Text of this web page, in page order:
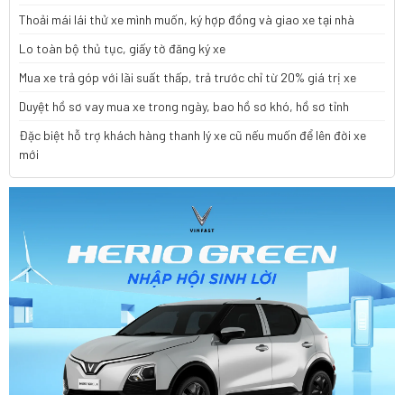
Thoải mái lái thử xe mình muốn, ký hợp đồng và giao xe tại nhà
Lo toàn bộ thủ tục, giấy tờ đăng ký xe
Mua xe trả góp với lãi suất thấp, trả trước chỉ từ 20% giá trị xe
Duyệt hồ sơ vay mua xe trong ngày, bao hồ sơ khó, hồ sơ tỉnh
Đặc biệt hỗ trợ khách hàng thanh lý xe cũ nếu muốn để lên đời xe
mới